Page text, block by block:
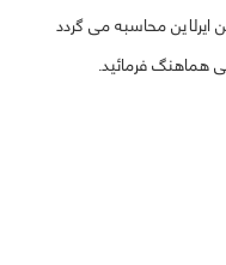
ایرلاین محاسبه می گردد
هماهنگ فرمائید.